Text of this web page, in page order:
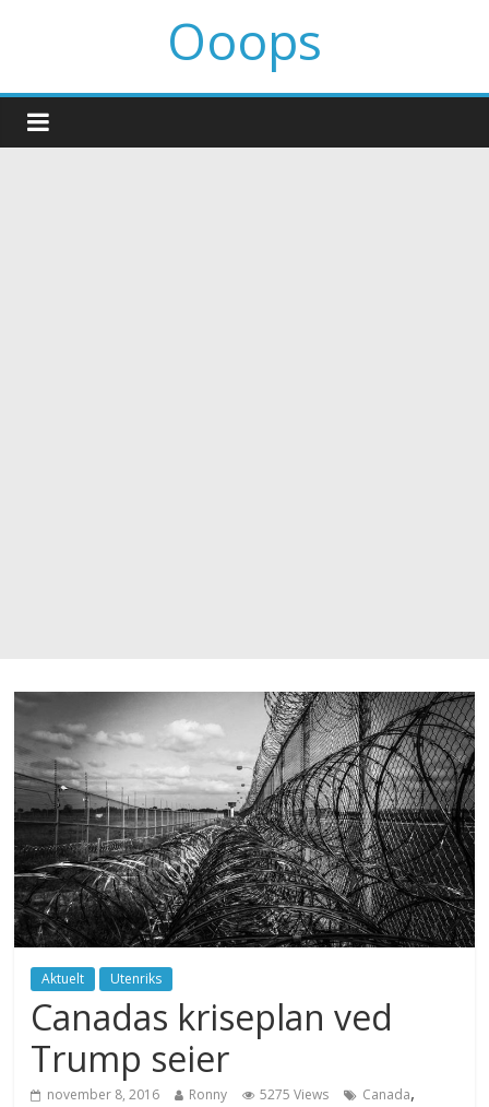
Ooops
Aktuelt Utenriks
Canadas kriseplan ved
Trump seier
november 8, 2016 Ronny 5275 Views Canada,